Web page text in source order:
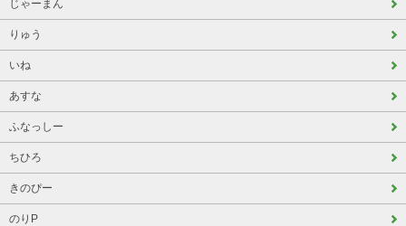
じゃーまん
りゅう
いね
あすな
ふなっしー
ちひろ
きのぴー
のりP